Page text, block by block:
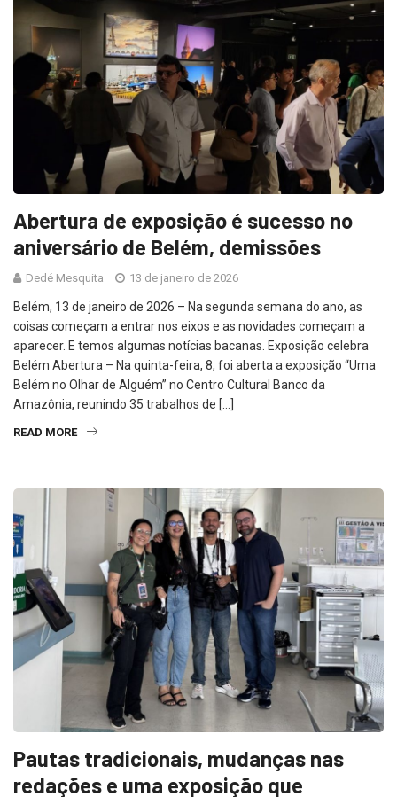
Abertura de exposição é sucesso no
aniversário de Belém, demissões
Dedé Mesquita 13 de janeiro de 2026
Belém, 13 de janeiro de 2026 – Na segunda semana do ano, as
coisas começam a entrar nos eixos e as novidades começam a
aparecer. E temos algumas notícias bacanas. Exposição celebra
Belém Abertura – Na quinta-feira, 8, foi aberta a exposição “Uma
Belém no Olhar de Alguém” no Centro Cultural Banco da
Amazônia, reunindo 35 trabalhos de […]
READ MORE
Pautas tradicionais, mudanças nas
redações e uma exposição que